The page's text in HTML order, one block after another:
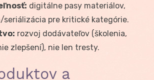
digitálne pasy materiálov,
seriálizácia pre kritické kategórie.
rozvoj dodávateľov (školenia,
zlepšení), nie len tresty.
a